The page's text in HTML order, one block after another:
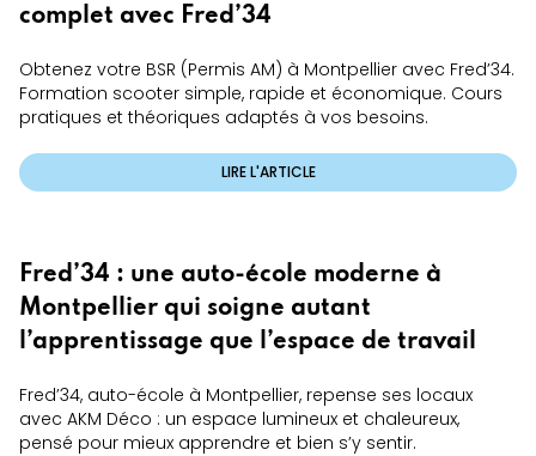
complet avec Fred’34
Obtenez votre BSR (Permis AM) à Montpellier avec Fred’34.
Formation scooter simple, rapide et économique. Cours
pratiques et théoriques adaptés à vos besoins.
LIRE L'ARTICLE
Fred’34 : une auto-école moderne à
Montpellier qui soigne autant
l’apprentissage que l’espace de travail
Fred’34, auto-école à Montpellier, repense ses locaux
avec AKM Déco : un espace lumineux et chaleureux,
pensé pour mieux apprendre et bien s’y sentir.